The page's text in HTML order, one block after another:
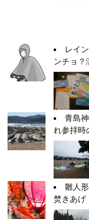
レイ
ンチョ？
青島
れ参拝時
雛人
焚きあげ